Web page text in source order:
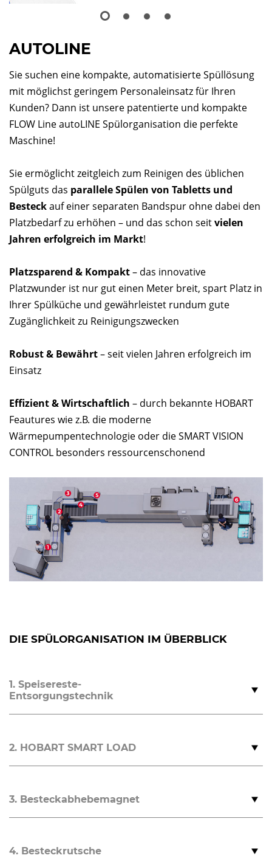
AUTOLINE
Sie suchen eine kompakte, automatisierte Spüllösung
mit möglichst geringem Personaleinsatz für Ihren
Kunden? Dann ist unsere patentierte und kompakte
FLOW Line autoLINE Spülorganisation die perfekte
Maschine!
Sie ermöglicht zeitgleich zum Reinigen des üblichen
Spülguts das parallele Spülen von Tabletts und
Besteckauf einer separaten Bandspur ohne dabei den
Platzbedarf zu erhöhen – und das schon seitvielen
Jahren erfolgreich im Markt!
Platzsparend & Kompakt– das innovative
Platzwunder ist nur gut einen Meter breit, spart Platz in
Ihrer Spülküche und gewährleistet rundum gute
Zugänglichkeit zu Reinigungszwecken
Robust & Bewährt– seit vielen Jahren erfolgreich im
Einsatz
Effizient & Wirtschaftlich – durch bekannte HOBART
Feautures wie z.B. die moderne
Wärmepumpentechnologie oder die SMART VISION
CONTROL besonders ressourcenschonend
DIE SPÜLORGANISATION IM ÜBERBLICK
1. Speisereste-
Entsorgungstechnik
2. HOBART SMART LOAD
3. Besteckabhebemagnet
4. Besteckrutsche